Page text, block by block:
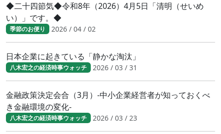
◆二十四節気◆令和8年（2026）4月5日「清明（せいめ
い）」です。◆
季節のお便り 2026 / 04 / 02
日本企業に起きている「静かな淘汰」
八木宏之の経済時事ウォッチ 2026 / 03 / 31
金融政策決定会合（3月）-中小企業経営者が知っておくべ
き金融環境の変化-
八木宏之の経済時事ウォッチ 2026 / 03 / 23